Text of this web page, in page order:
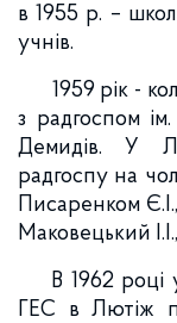
в 1955 р. –
учнів.
1959 рік -
з радгоспом
Демидів. У
радгоспу на
Писаренком
Маковецький
В 1962 році у
ГЕС в Лютіж